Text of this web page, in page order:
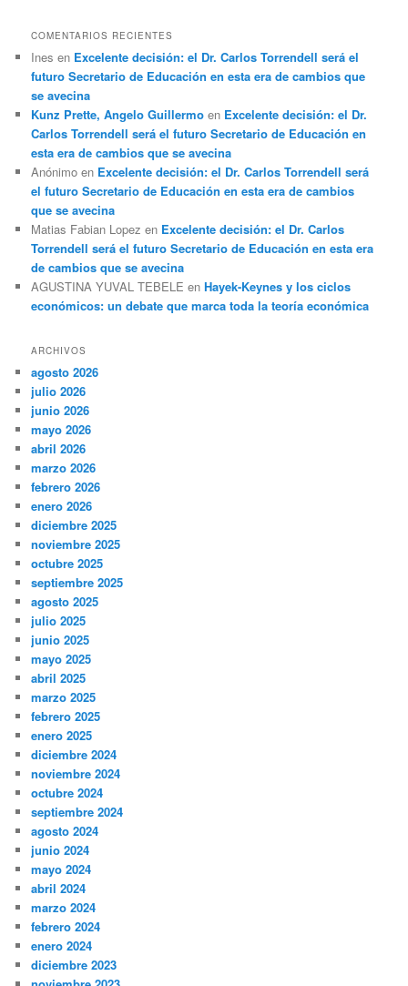
COMENTARIOS RECIENTES
Ines en Excelente decisión: el Dr. Carlos Torrendell será el
futuro Secretario de Educación en esta era de cambios que
se avecina
Kunz Prette, Angelo Guillermo en Excelente decisión: el Dr.
Carlos Torrendell será el futuro Secretario de Educación en
esta era de cambios que se avecina
Anónimo en Excelente decisión: el Dr. Carlos Torrendell será
el futuro Secretario de Educación en esta era de cambios
que se avecina
Matias Fabian Lopez en Excelente decisión: el Dr. Carlos
Torrendell será el futuro Secretario de Educación en esta era
de cambios que se avecina
AGUSTINA YUVAL TEBELE enHayek-Keynes y los ciclos
económicos: un debate que marca toda la teoría económica
ARCHIVOS
agosto 2026
julio 2026
junio 2026
mayo 2026
abril 2026
marzo 2026
febrero 2026
enero 2026
diciembre 2025
noviembre 2025
octubre 2025
septiembre 2025
agosto 2025
julio 2025
junio 2025
mayo 2025
abril 2025
marzo 2025
febrero 2025
enero 2025
diciembre 2024
noviembre 2024
octubre 2024
septiembre 2024
agosto 2024
junio 2024
mayo 2024
abril 2024
marzo 2024
febrero 2024
enero 2024
diciembre 2023